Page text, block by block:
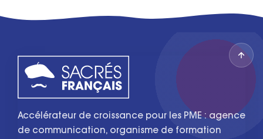
Accélérateur de croissance pour les PME : agence
de communication, organisme de formation